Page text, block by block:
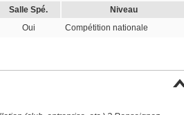
Salle Spé.
Niveau
Oui Compétition nationale